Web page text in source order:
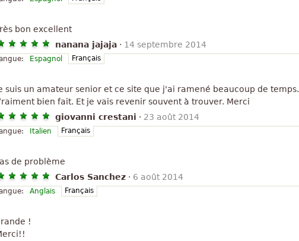
bon excellent
nanana jajaja · 14 septembre 2014
Espagnol Français
suis un amateur senior et ce site que j'ai ramené beaucoup de temps.
bien fait. Et je vais revenir souvent à trouver. Merci
giovanni crestani · 23 août 2014
Italien Français
de problème
Carlos Sanchez · 6 août 2014
Anglais Français
!